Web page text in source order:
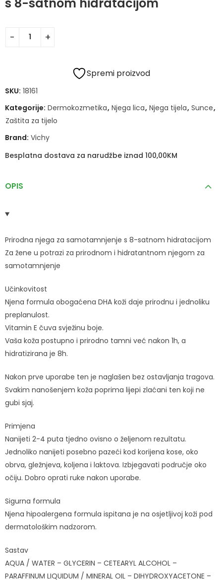
Spremi proizvod
SKU: 18161
Kategorije: Dermokozmetika, Njega lica, Njega tijela, Sunce,
Zaštita za tijelo
Brand: Vichy
Besplatna dostava za narudžbe iznad 100,00KM
OPIS
Prirodna njega za samotamnjenje s 8-satnom hidratacijom
Za žene u potrazi za prirodnom i hidratantnom njegom za
samotamnjenje
Učinkovitost
Njena formula obogaćena DHA koži daje prirodnu i jednoliku
preplanulost.
Vitamin E čuva svježinu boje.
Vaša koža postupno i prirodno tamni već nakon 1h, a
hidratizirana je 8h.
Nakon prve uporabe ten je naglašen bez ostavljanja tragova.
Svakim nanošenjem koža poprima lijepi zlaćani ten koji ne
gubi sjaj.
Primjena
Nanijeti 2-4 puta tjedno ovisno o željenom rezultatu.
Jednoliko nanijeti posebno pazeći kod korijena kose, oko
obrva, gležnjeva, koljena i laktova. Izbjegavati područje oko
očiju. Dobro oprati ruke nakon uporabe.
Sigurna formula
Njena hipoalergena formula ispitana je na osjetljivoj koži pod
dermatološkim nadzorom.
Sastav
AQUA / WATER – GLYCERIN – CETEARYL ALCOHOL –
PARAFFINUM LIQUIDUM / MINERAL OIL – DIHYDROXYACETONE –